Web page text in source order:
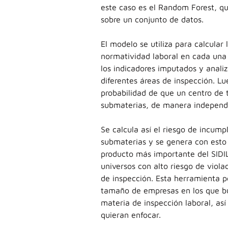
este caso es el Random Forest,
sobre un conjunto de datos.
El modelo se utiliza para
normatividad laboral en cada
los indicadores imputados y
diferentes áreas de inspección.
probabilidad de que un centro
submaterias, de manera
Se calcula así el riesgo de
submaterias y se genera con
producto más importante del
universos con alto riesgo de
de inspección. Esta herramienta
tamaño de empresas en los que
materia de inspección laboral,
quieran enfocar.